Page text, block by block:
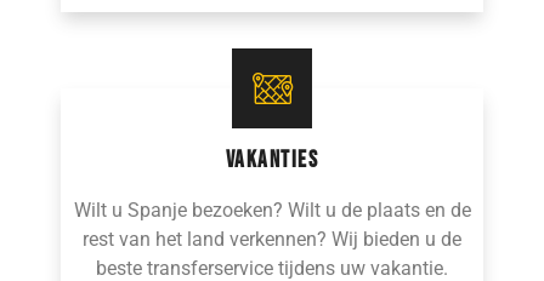
VAKANTIES
Wilt u Spanje bezoeken? Wilt u de plaats en de
rest van het land verkennen? Wij bieden u de
beste transferservice tijdens uw vakantie.